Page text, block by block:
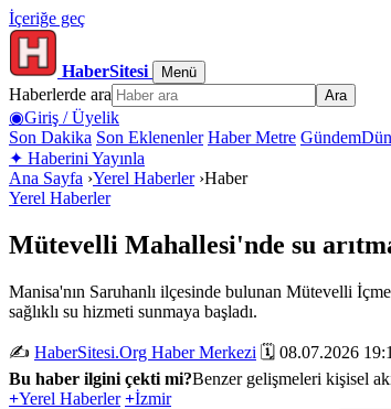
İçeriğe geç
HaberSitesi Menü
Haberlerde ara Ara
◉Giriş / Üyelik
Son Dakika Son Eklenenler Haber Metre Gündem
✦ Haberini Yayınla
Ana Sayfa ›Yerel Haberler ›Haber
Yerel Haberler
Mütevelli Mahallesi'nde su
Manisa'nın Saruhanlı ilçesinde bulunan Mütevelli
sağlıklı su hizmeti sunmaya başladı.
✍️ HaberSitesi.Org Haber Merkezi 🗓️ 08.07.2026
Bu haber ilgini çekti mi?Benzer gelişmeleri kişisel
+Yerel Haberler +İzmir